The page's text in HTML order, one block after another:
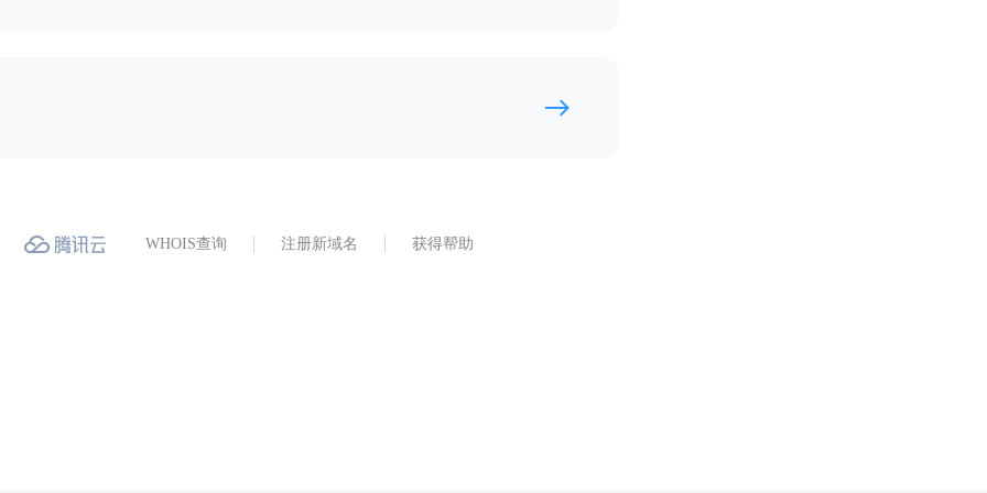
WHOIS查询 注册新域名 获得帮助